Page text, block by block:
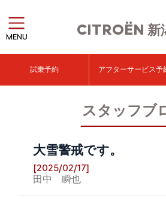
CITROËN 新
MENU
試乗予約 アフターサービス予
スタッフブ
大雪警戒です。
[2025/02/17]
田中 瞬也